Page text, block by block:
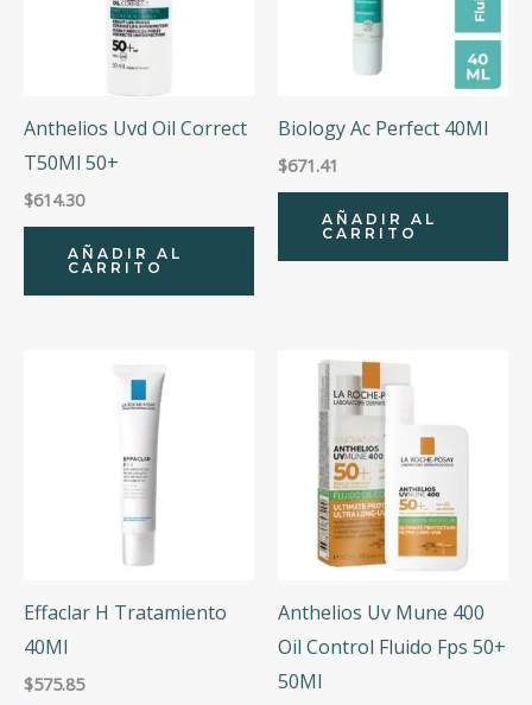
Anthelios Uvd Oil Correct
T50Ml 50+
$614.30
AÑADIR AL
CARRITO
Biology Ac Perfect 40Ml
$671.41
AÑADIR AL
CARRITO
Effaclar H Tratamiento
40Ml
$575.85
Anthelios Uv Mune 400
Oil Control Fluido Fps 50+
50Ml